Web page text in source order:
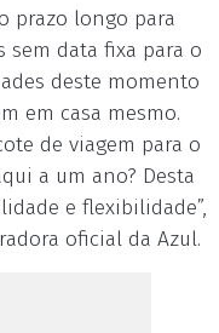
prazo longo para
sem data fixa para o
deste momento
em casa mesmo.
de viagem para o
a um ano? Desta
e flexibilidade”,
oficial da Azul.